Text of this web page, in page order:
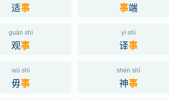
适事 事端
guān shì
观事
yì shì
译事
wú shì
毋事
shén shì
神事